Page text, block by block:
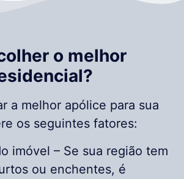
o melhor
a melhor apólice para sua
os seguintes fatores:
imóvel – Se sua região tem
ou enchentes, é